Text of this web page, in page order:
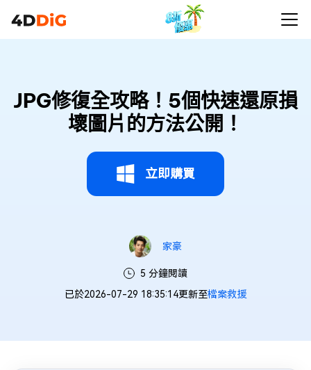
JPG修復全攻略！5個快速還原損
壞圖片的方法公開！
立即購買
家豪
5 分鐘閱讀
已於2026-07-29 18:35:14更新至檔案救援